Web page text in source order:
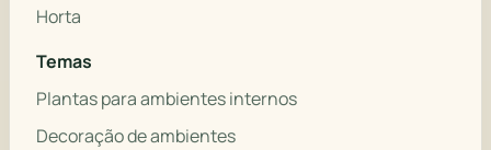
Horta
Temas
Plantas para ambientes internos
Decoração de ambientes